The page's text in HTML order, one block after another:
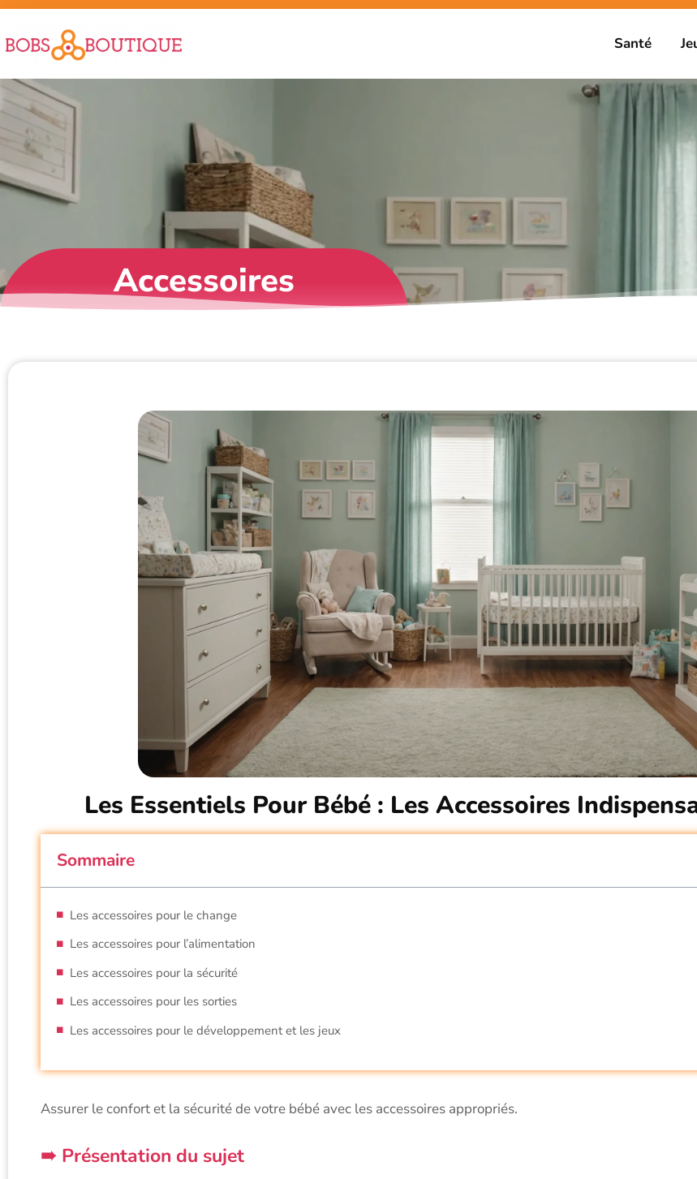
Santé
Accessoires
Les Essentiels Pour Bébé : Les Accessoires
Sommaire
Les accessoires pour le change
Les accessoires pour l’alimentation
Les accessoires pour la sécurité
Les accessoires pour les sorties
Les accessoires pour le développement et les jeux
Assurer le confort et la sécurité de votre bébé avec les accessoires appropriés.
Présentation du sujet